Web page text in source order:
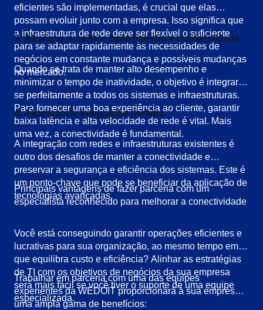
eficientes são implementadas, é crucial que elas
possam evoluir junto com a empresa. Isso significa que
a infraestrutura de rede deve ser flexível o suficiente
para se adaptar rapidamente às necessidades de
negócios em constante mudança e possíveis mudanças
no mercado.
3. Alcançar o melhor desempenho e confiabilidade
Quando se trata de manter alto desempenho e
minimizar o tempo de inatividade, o objetivo é integrar-
se perfeitamente a todos os sistemas e infraestruturas.
Para fornecer uma boa experiência ao cliente, garantir
baixa latência e alta velocidade de rede é vital. Mais
uma vez, a conectividade é fundamental.
4. Alcançando integração perfeita
A integração com redes e infraestruturas existentes é
outro dos desafios de manter a conectividade e
preservar a segurança e eficiência dos sistemas. Este é
um ponto-chave que pode se beneficiar da aplicação de
tecnologias avançadas.
Principais vantagens de fazer parceria com um
especialista reconhecido para melhorar a conectividade
Você está conseguindo garantir operações eficientes e
lucrativas para sua organização, ao mesmo tempo em
que equilibra custo e eficiência? Alinhar as estratégias
de TI com os objetivos de negócios da sua empresa
será mais fácil se você tiver o suporte de uma equipe
especializada.
Trabalhar em parceria com uma das equipes
experientes da WEDOIT proporcionará à sua empresa
uma ampla gama de benefícios: